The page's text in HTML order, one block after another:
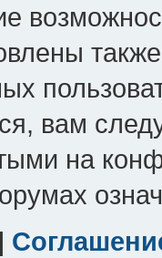
вам
на